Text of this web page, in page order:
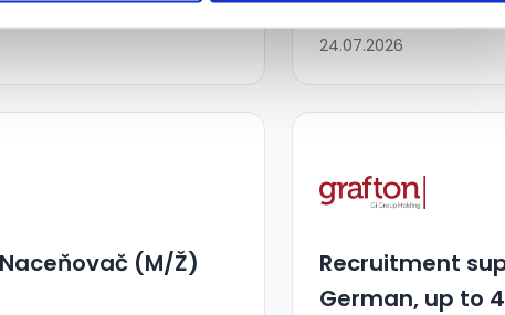
24.07.2026
(M/Ž)
Recruitment
German, up to